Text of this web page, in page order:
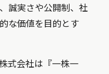
誠実さや公開制、社
な価値を目的とす
式会社は『一株一